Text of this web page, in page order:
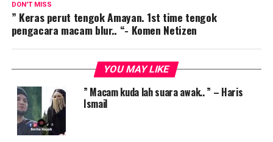
DON'T MISS
” Keras perut tengok Amayan. 1st time tengok
pengacara macam blur.. “- Komen Netizen
YOU MAY LIKE
” Macam kuda lah suara awak.. ” – Haris
Ismail